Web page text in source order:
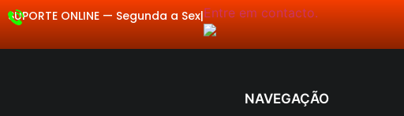
SUPORTE ONLINE — Seg|Entre em contacto.
NAVEGAÇÃO